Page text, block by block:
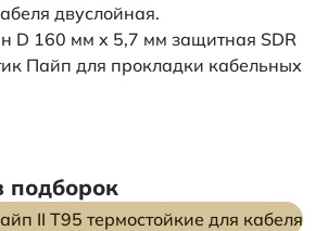
двуслойная.
D 160 мм x 5,7 мм защитная SDR
Пайп для прокладки кабельных
подборок
II Т95 термостойкие для кабеля